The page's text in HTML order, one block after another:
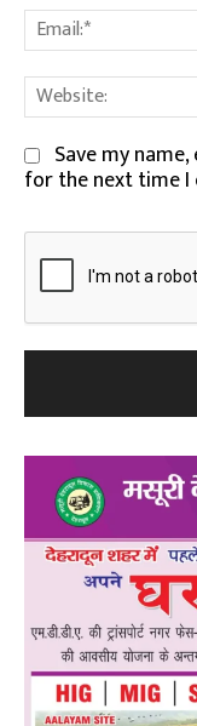
Save my
for the next time I